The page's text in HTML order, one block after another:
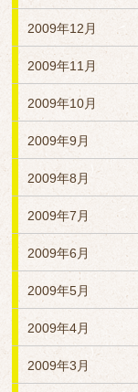
2009年12月
2009年11月
2009年10月
2009年9月
2009年8月
2009年7月
2009年6月
2009年5月
2009年4月
2009年3月